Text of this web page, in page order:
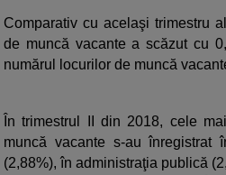
Comparativ cu acelaşi trimestru
de muncă vacante a scăzut cu
numărul locurilor de muncă
În trimestrul II din 2018, cele
muncă vacante s-au înregistrat
(2,88%), în administraţia publică